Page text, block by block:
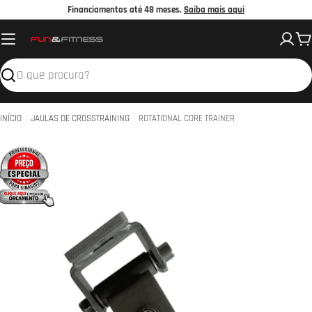
o
conteúdo
Financiamentos até 48 meses.Saiba mais aqui
Pesquisar
INÍCIO JAULAS DE CROSSTRAINING ROTATIONAL CORE TRAINER